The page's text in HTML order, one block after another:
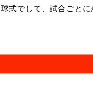
球式でして、試合ごと